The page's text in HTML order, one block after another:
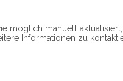
möglich manuell
Informationen zu